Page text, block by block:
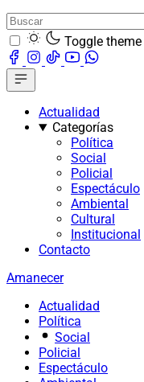
Toggle theme
Actualidad
Categorías
Política
Social
Policial
Espectáculo
Ambiental
Cultural
Institucional
Contacto
Amanecer
Actualidad
Política
Social
Policial
Espectáculo